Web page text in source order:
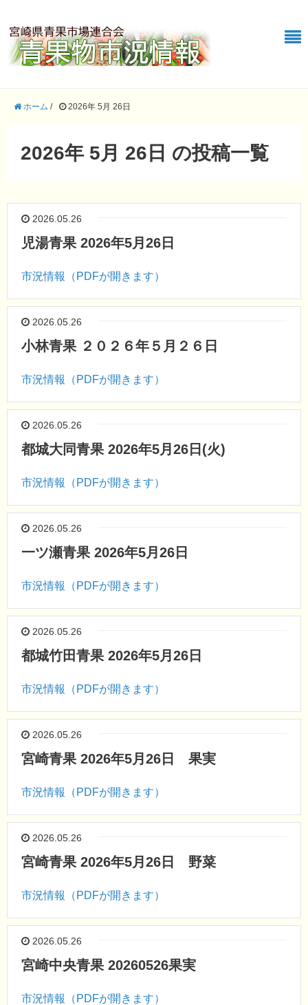
ホーム / 2026年 5月 26日
2026年 5月 26日 の投稿一覧
2026.05.26
児湯青果 2026年5月26日
市況情報（PDFが開きます）
2026.05.26
小林青果 ２０２６年５月２６日
市況情報（PDFが開きます）
2026.05.26
都城大同青果 2026年5月26日(火)
市況情報（PDFが開きます）
2026.05.26
一ツ瀬青果 2026年5月26日
市況情報（PDFが開きます）
2026.05.26
都城竹田青果 2026年5月26日
市況情報（PDFが開きます）
2026.05.26
宮崎青果 2026年5月26日 果実
市況情報（PDFが開きます）
2026.05.26
宮崎青果 2026年5月26日 野菜
市況情報（PDFが開きます）
2026.05.26
宮崎中央青果 20260526果実
市況情報（PDFが開きます）